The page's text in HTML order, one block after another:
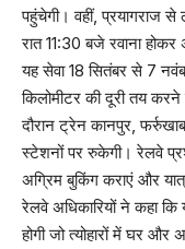
पहुंचेगी। वहीं, प्रयागराज
रात 11:30 बजे रवाना
यह सेवा 18 सितंबर से 7
किलोमीटर की दूरी तय
दौरान ट्रेन कानपुर,
स्टेशनों पर रुकेगी। रेलवे
अग्रिम बुकिंग कराएं और
रेलवे अधिकारियों ने कहा
होगी जो त्योहारों में घर और